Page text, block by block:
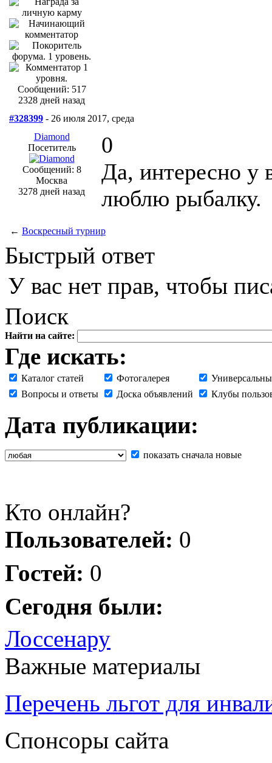
Сообщений: 517
2328 дней назад
#328399 - 26 июля 2017, среда
Diamond
Посетитель
Сообщений: 8
Москва
3278 дней назад
0
Да, интересно у
люблю рыбалку.
← Воскресный турнир
Быстрый ответ
У вас нет прав, чтобы
Поиск
Найти на сайте:
Где искать:
Каталог статей Фотогалерея
Вопросы и ответы
Доска объявлений Клубы
Дата публикации:
показать сначала новые
Кто онлайн?
Пользователей: 0
Гостей: 0
Сегодня были:
Лоссенару
Важные материалы
Перечень льгот для
Спонсоры сайта